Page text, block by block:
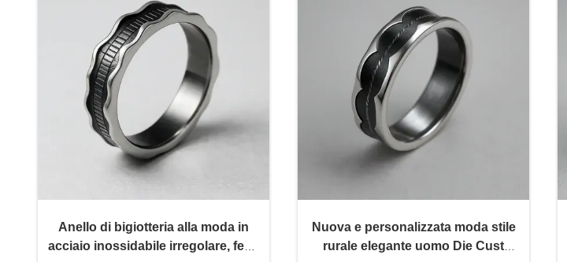
Anello di bigiotteria alla moda in
acciaio inossidabile irregolare, fede
Nuova e personalizzata moda stile
rurale elegante uomo Die Cust